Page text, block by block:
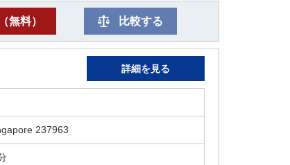
無料） 比較する
詳細を見る
237963